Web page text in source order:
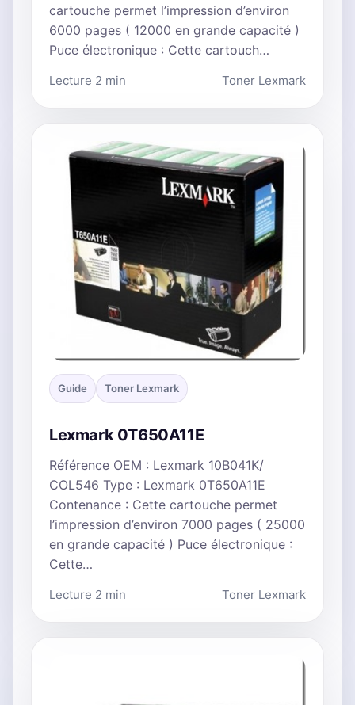
cartouche permet l’impression d’environ
6000 pages ( 12000 en grande capacité )
Puce électronique : Cette cartouch…
Lecture 2 min Toner Lexmark
Guide Toner Lexmark
Lexmark 0T650A11E
Référence OEM : Lexmark 10B041K/
COL546 Type : Lexmark 0T650A11E
Contenance : Cette cartouche permet
l’impression d’environ 7000 pages ( 25000
en grande capacité ) Puce électronique :
Cette…
Lecture 2 min Toner Lexmark